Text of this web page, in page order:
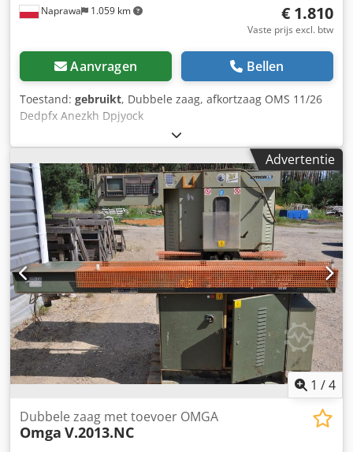
Naprawa 1.059 km € 1.810
Vaste prijs excl. btw
Aanvragen Bellen
Toestand: gebruikt, Dubbele zaag, afkortzaag OMS 11/26
Dedpfx Anezkh Dpjyock
Advertentie
1 /4
Dubbele zaag met toevoer OMGA
Omga V.2013.NC